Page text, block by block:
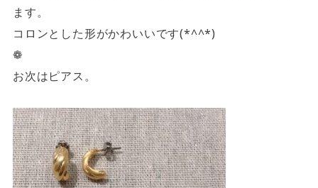
ます。
コロンとした形がかわいいです(*^^*)
❁
お次はピアス。